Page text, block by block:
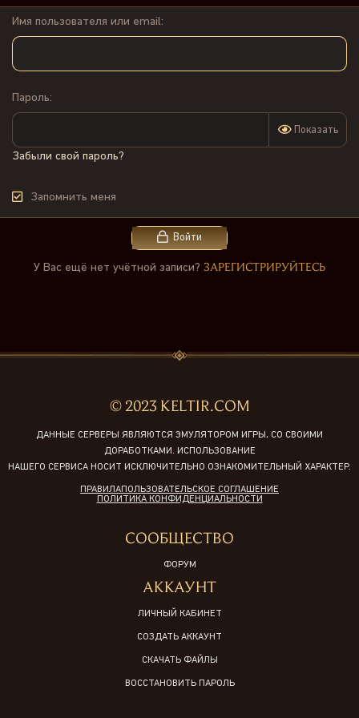
Имя пользователя или email
Пароль
Показать
Забыли свой пароль?
Запомнить меня
Войти
У Вас ещё нет учётной записи? ЗАРЕГИСТРИРУЙТЕСЬ
© 2023 KELTIR.COM
ДАННЫЕ СЕРВЕРЫ ЯВЛЯЮТСЯ ЭМУЛЯТОРОМ ИГРЫ, СО СВОИМИ
ДОРАБОТКАМИ. ИСПОЛЬЗОВАНИЕ
НАШЕГО СЕРВИСА НОСИТ ИСКЛЮЧИТЕЛЬНО ОЗНАКОМИТЕЛЬНЫЙ ХАРАКТЕР.
ПРАВИЛАПОЛЬЗОВАТЕЛЬСКОЕ СОГЛАШЕНИЕ
ПОЛИТИКА КОНФИДЕНЦИАЛЬНОСТИ
СООБЩЕСТВО
ФОРУМ
АККАУНТ
ЛИЧНЫЙ КАБИНЕТ
СОЗДАТЬ АККАУНТ
СКАЧАТЬ ФАЙЛЫ
ВОССТАНОВИТЬ ПАРОЛЬ